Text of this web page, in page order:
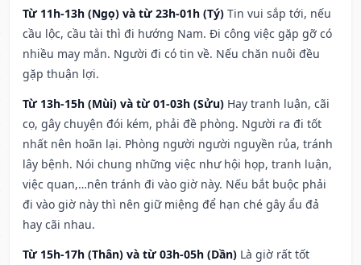
Từ 11h-13h (Ngọ) và từ 23h-01h (Tý) Tin vui sắp tới, nếu
cầu lộc, cầu tài thì đi hướng Nam. Đi công việc gặp gỡ có
nhiều may mắn. Người đi có tin về. Nếu chăn nuôi đều
gặp thuận lợi.
Từ 13h-15h (Mùi) và từ 01-03h (Sửu) Hay tranh luận, cãi
cọ, gây chuyện đói kém, phải đề phòng. Người ra đi tốt
nhất nên hoãn lại. Phòng người người nguyền rủa, tránh
lây bệnh. Nói chung những việc như hội họp, tranh luận,
việc quan,…nên tránh đi vào giờ này. Nếu bắt buộc phải
đi vào giờ này thì nên giữ miệng để hạn ché gây ẩu đả
hay cãi nhau.
Từ 15h-17h (Thân) và từ 03h-05h (Dần) Là giờ rất tốt